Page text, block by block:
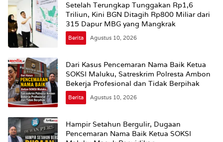
Setelah Terungkap Tunggakan Rp1,6
Triliun, Kini BGN Ditagih Rp800 Miliar dari
315 Dapur MBG yang Mangkrak
Berita Agustus 10, 2026
Dari Kasus Pencemaran Nama Baik Ketua
SOKSI Maluku, Satreskrim Polresta Ambon
Bekerja Profesional dan Tidak Berpihak
Berita Agustus 10, 2026
Hampir Setahun Bergulir, Dugaan
Pencemaran Nama Baik Ketua SOKSI